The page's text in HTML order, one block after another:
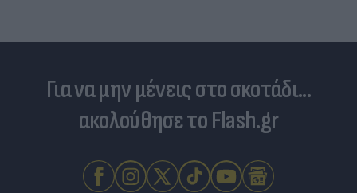
Για να μην μένεις στο σκοτάδι...
ακολούθησε το Flash.gr